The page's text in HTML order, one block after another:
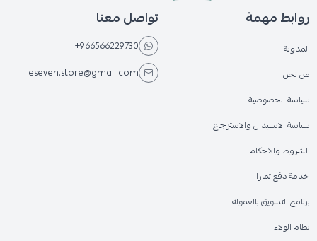
روابط مهمة
المدونة
من نحن
سياسة الخصوصية
سياسة الاستبدال والاسترجاع
الشروط والاحكام
خدمة دفع تمارا
برنامج التسويق بالعمولة
نظام الولاء
تواصل معنا
+966566229730
eseven.store@gmail.com